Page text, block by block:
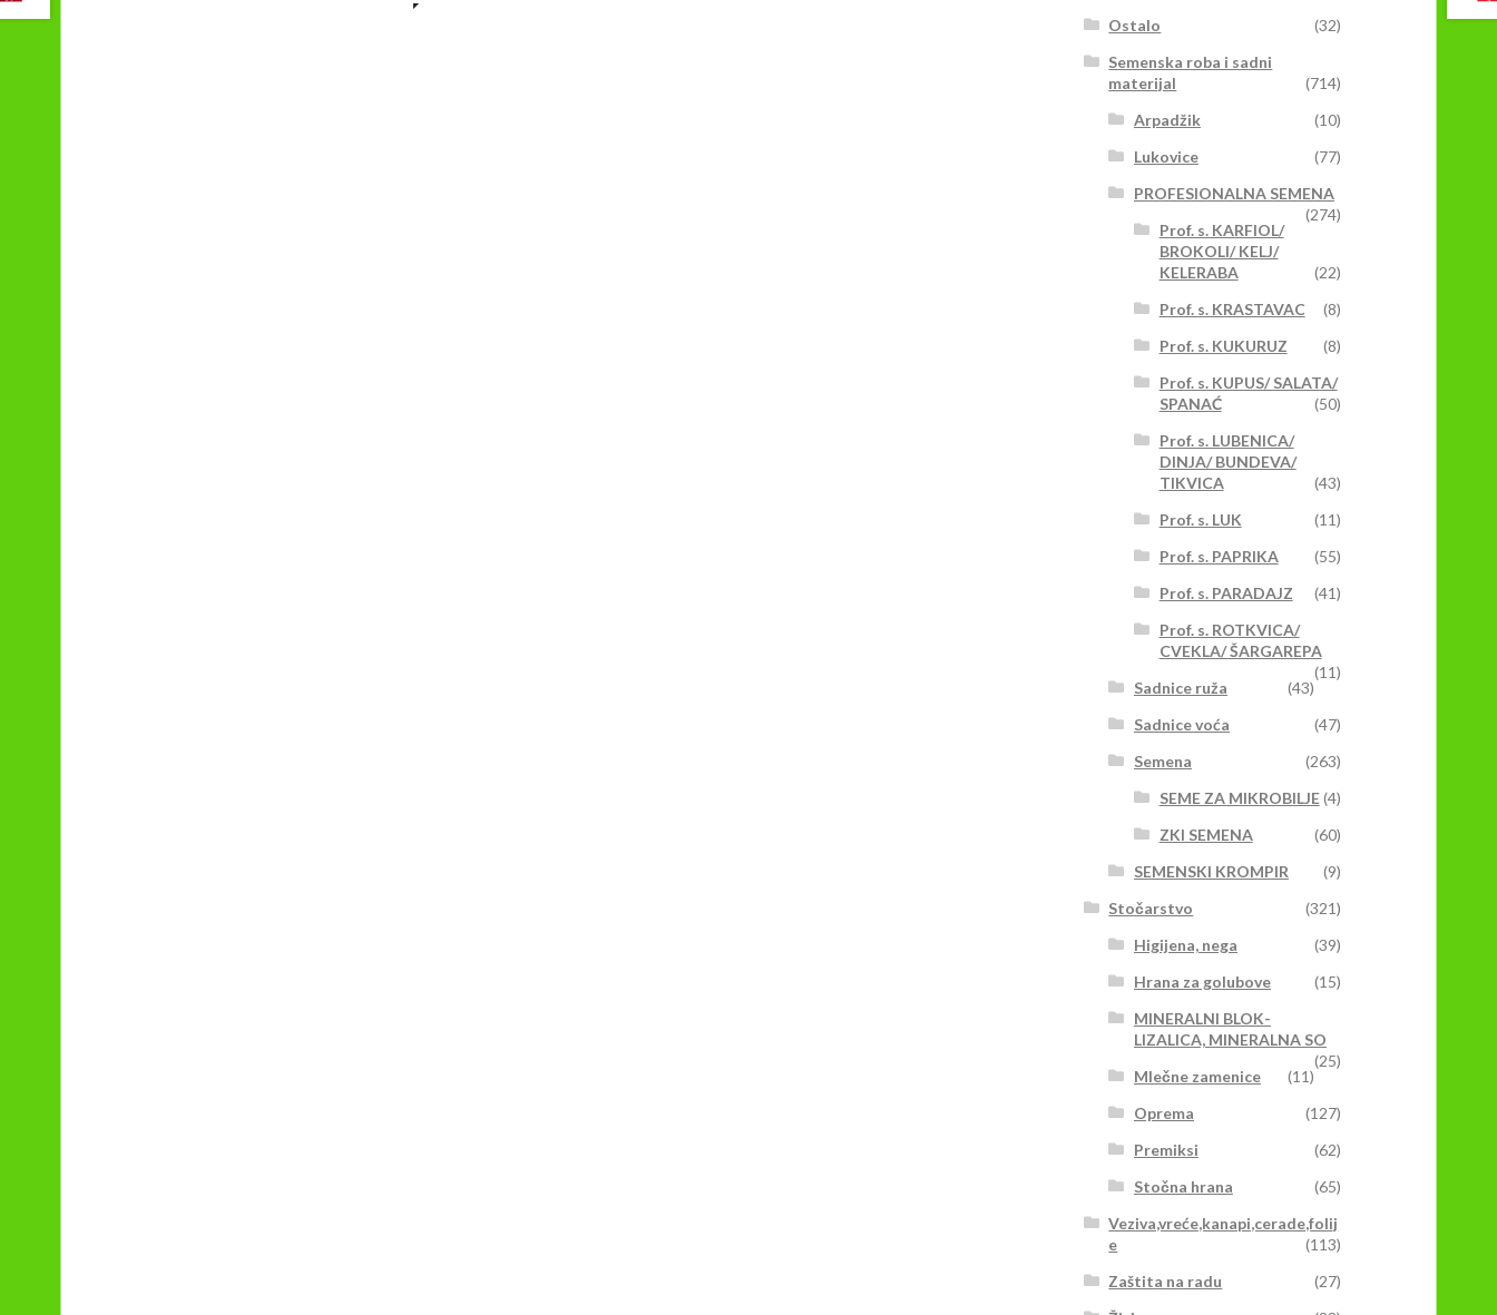
Ostalo
(32)
Semenska roba i sadni
materijal
(714)
Arpadžik
(10)
Lukovice
(77)
PROFESIONALNA SEMENA
(274)
Prof. s. KARFIOL/
BROKOLI/ KELJ/
KELERABA
(22)
Prof. s. KRASTAVAC
(8)
Prof. s. KUKURUZ
(8)
Prof. s. KUPUS/ SALATA/
SPANAĆ
(50)
Prof. s. LUBENICA/
DINJA/ BUNDEVA/
TIKVICA
(43)
Prof. s. LUK
(11)
Prof. s. PAPRIKA
(55)
Prof. s. PARADAJZ
(41)
Prof. s. ROTKVICA/
CVEKLA/ ŠARGAREPA
(11)
Sadnice ruža
(43)
Sadnice voća
(47)
Semena
(263)
SEME ZA MIKROBILJE(4)
ZKI SEMENA
(60)
SEMENSKI KROMPIR
(9)
Stočarstvo
(321)
Higijena, nega
(39)
Hrana za golubove
(15)
MINERALNI BLOK-
LIZALICA, MINERALNA SO
(25)
Mlečne zamenice
(11)
Oprema
(127)
Premiksi
(62)
Stočna hrana
(65)
Veziva,vreće,kanapi,cerade,folij
e
(113)
Zaštita na radu
(27)